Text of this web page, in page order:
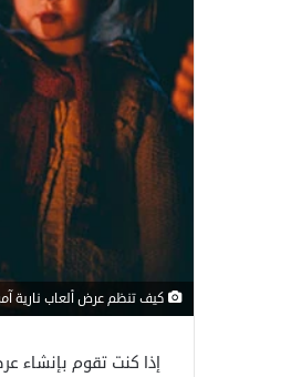
كيف تنظم عرض ألعاب نارية
إذا كنت تقوم بإنشاء